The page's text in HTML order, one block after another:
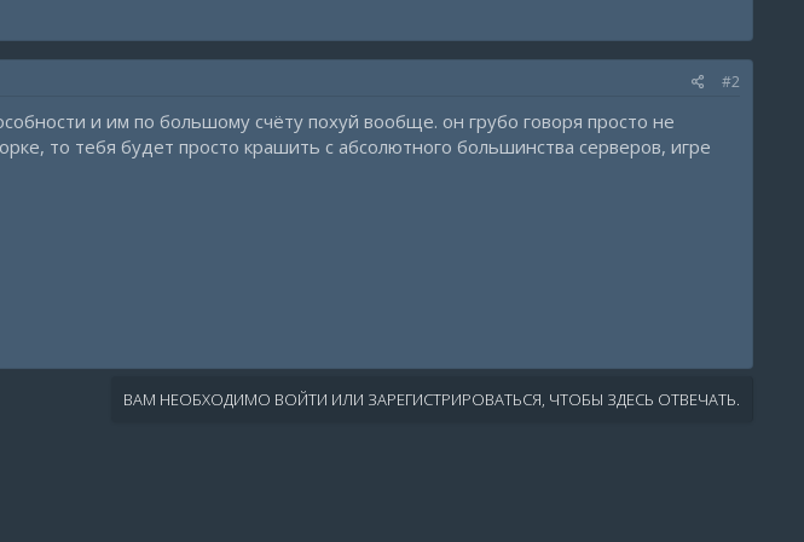
#2
и им по большому счёту похуй вообще. он грубо говоря просто не
то тебя будет просто крашить с абсолютного большинства серверов, игре
ВАМ НЕОБХОДИМО ВОЙТИ ИЛИ ЗАРЕГИСТРИРОВАТЬСЯ, ЧТОБЫ ЗДЕСЬ ОТВЕЧАТЬ.